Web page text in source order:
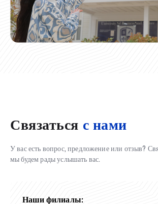
Связаться с нами
У вас есть вопрос, предложение или отзыв?
мы будем рады услышать вас.
Наши филиалы: